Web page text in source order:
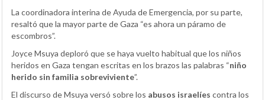
La coordinadora interina de Ayuda de Emergencia, por su parte,
resaltó que la mayor parte de Gaza “es ahora un páramo de
escombros”.
Joyce Msuya deploró que se haya vuelto habitual que los niños
heridos en Gaza tengan escritas en los brazos las palabras “niño
herido sin familia sobreviviente”.
El discurso de Msuya versó sobre los abusos israelíes contra los